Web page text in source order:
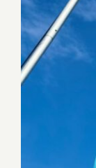
31.